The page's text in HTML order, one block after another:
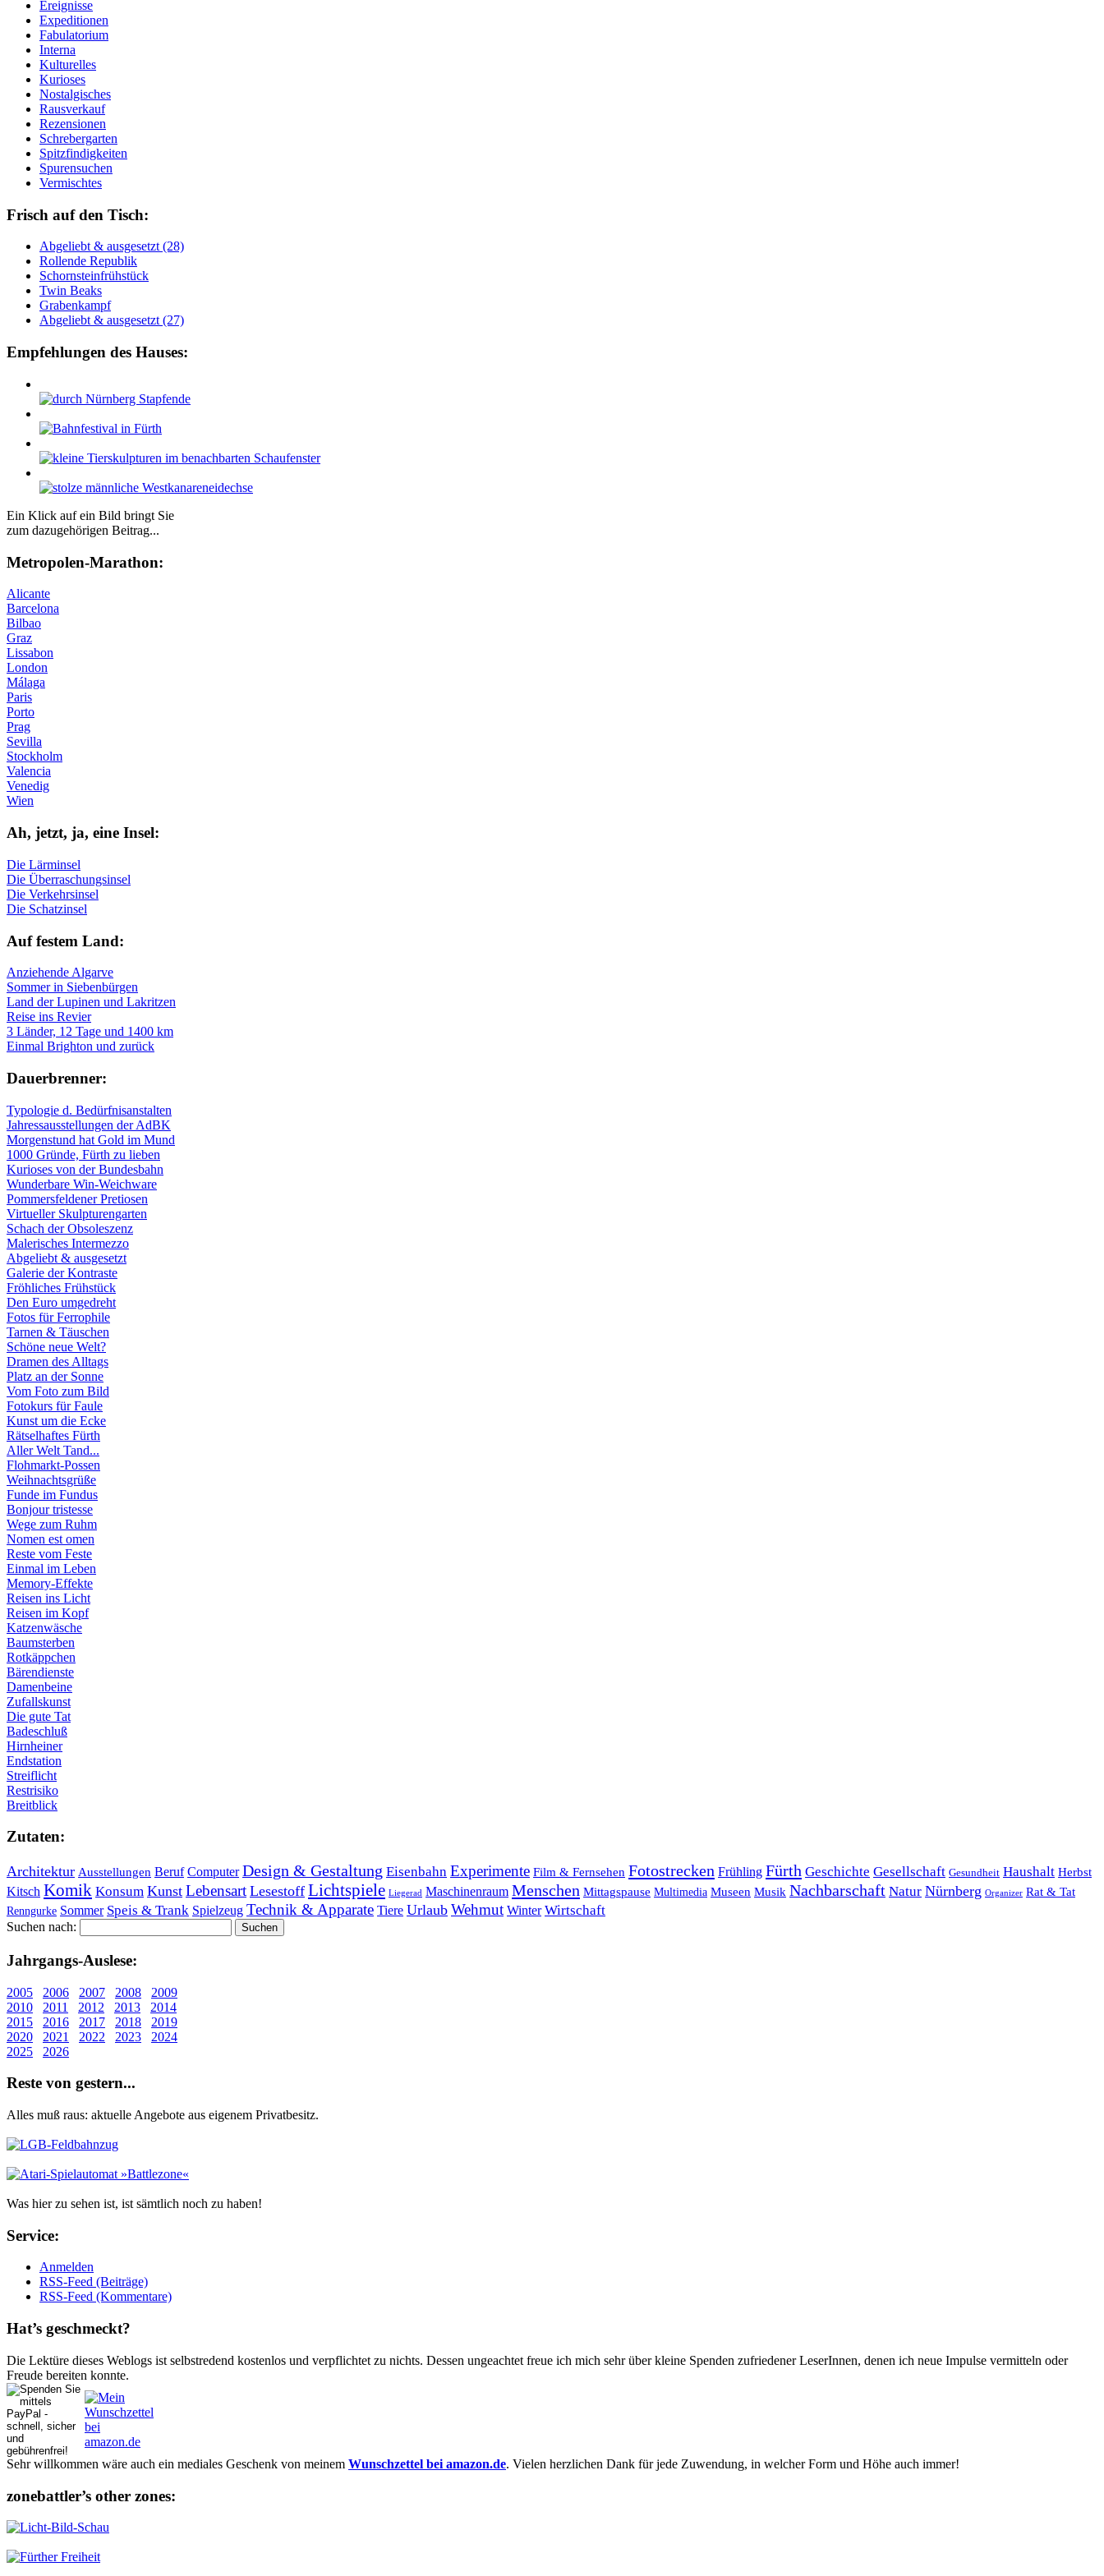
Ereignisse
Expeditionen
Fabulatorium
Interna
Kulturelles
Kurioses
Nostalgisches
Rausverkauf
Rezensionen
Schrebergarten
Spitzfindigkeiten
Spurensuchen
Vermischtes
Frisch auf den Tisch:
Ab­ge­liebt & aus­ge­setzt (28)
Rol­len­de Re­pu­blik
Schorn­stein­früh­stück
Twin Beaks
Gra­ben­kampf
Ab­ge­liebt & aus­ge­setzt (27)
Empfehlungen des Hauses:
Ein Klick auf ein Bild bringt Sie
zum dazugehörigen Beitrag...
Me­tro­po­len-Ma­ra­thon:
Alicante
Barcelona
Bilbao
Graz
Lissabon
London
Málaga
Paris
Porto
Prag
Sevilla
Stockholm
Valencia
Venedig
Wien
Ah, jetzt, ja, ei­ne In­sel:
Die Lärminsel
Die Überraschungsinsel
Die Verkehrsinsel
Die Schatzinsel
Auf fe­stem Land:
Anziehende Algarve
Sommer in Siebenbürgen
Land der Lupinen und Lakritzen
Reise ins Revier
3 Länder, 12 Tage und 1400 km
Einmal Brighton und zurück
Dau­er­bren­ner:
Typologie d. Bedürfnisanstalten
Jahressausstellungen der AdBK
Morgenstund hat Gold im Mund
1000 Gründe, Fürth zu lieben
Kurioses von der Bundesbahn
Wunderbare Win-Weichware
Pommersfeldener Pretiosen
Virtueller Skulpturengarten
Schach der Obsoleszenz
Malerisches Intermezzo
Abgeliebt & ausgesetzt
Galerie der Kontraste
Fröhliches Frühstück
Den Euro umgedreht
Fotos für Ferrophile
Tarnen & Täuschen
Schöne neue Welt?
Dramen des Alltags
Platz an der Sonne
Vom Foto zum Bild
Fotokurs für Faule
Kunst um die Ecke
Rätselhaftes Fürth
Aller Welt Tand...
Flohmarkt-Possen
Weihnachtsgrüße
Funde im Fundus
Bonjour tristesse
Wege zum Ruhm
Nomen est omen
Reste vom Feste
Einmal im Leben
Memory-Effekte
Reisen ins Licht
Reisen im Kopf
Katzenwäsche
Baumsterben
Rotkäppchen
Bärendienste
Damenbeine
Zufallskunst
Die gute Tat
Badeschluß
Hirnheiner
Endstation
Streiflicht
Restrisiko
Breitblick
Zu­ta­ten:
Architektur Ausstellungen Beruf Computer Design & Gestaltung Eisenbahn Experimente Film & Fernsehen Fotostrecken Frühling Fürth Geschichte Gesellschaft Gesundheit Haushalt Herbst
Kitsch Komik Konsum Kunst Lebensart Lesestoff Lichtspiele Liegerad Maschinenraum Menschen Mittagspause Multimedia Museen Musik Nachbarschaft Natur Nürnberg Organizer Rat & Tat
Renngurke Sommer Speis & Trank Spielzeug Technik & Apparate Tiere Urlaub Wehmut Winter Wirtschaft
Suchen nach:
Jahr­gangs-Aus­le­se:
2005 2006 2007 2008
2009
2010
2011 2012 2013
2014
2015
2016 2017 2018
2019
2020
2021 2022 2023
2024
2025
2026
Re­ste von ge­stern...
Alles muß raus: aktuelle An­ge­bo­te aus eigenem Privatbesitz.
Was hier zu sehen ist, ist sämt­lich noch zu haben!
Ser­vice:
Anmelden
RSS-Feed (Beiträge)
RSS-Feed (Kommentare)
Hat’s ge­schmeckt?
Die Lektüre dieses Weblogs ist selbstredend kostenlos und ver­pflich­tet zu nichts. Dessen un­ge­achtet freue ich mich sehr über kleine Spenden zufriedener Le­serInnen, denen ich neue Im­pul­se vermitteln oder
Freude bereiten konnte.
Sehr willkommen wäre auch ein mediales Geschenk von meinem Wunschzettel bei amazon.de. Vielen herzlichen Dank für jede Zuwendung, in welcher Form und Höhe auch immer!
zonebattler’s other zo­nes: